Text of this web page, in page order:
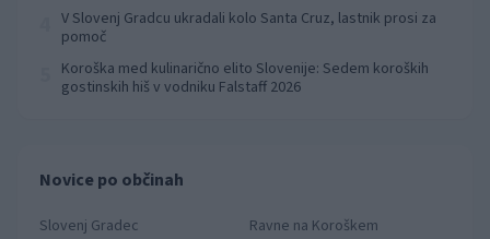
V Slovenj Gradcu ukradali kolo Santa Cruz, lastnik prosi za
pomoč
Koroška med kulinarično elito Slovenije: Sedem koroških
gostinskih hiš v vodniku Falstaff 2026
Novice po občinah
Slovenj Gradec
Ravne na Koroškem